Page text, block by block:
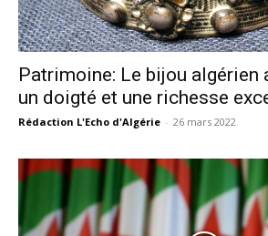
Patrimoine: Le bijou algérien
un doigté et une richesse
Rédaction L'Echo d'Algérie - 26 mars 2022